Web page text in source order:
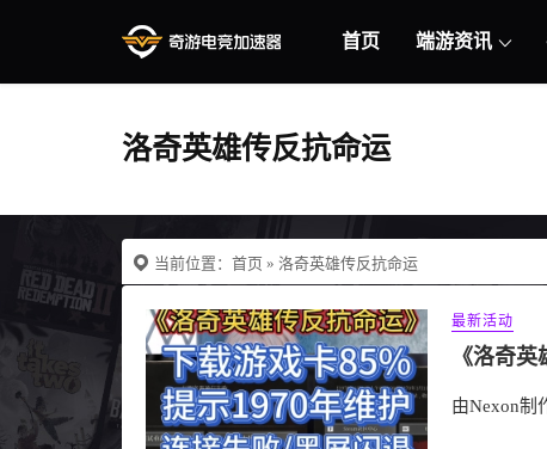
首页 端游资讯
洛奇英雄传反抗命运
当前位置： 首页 » 洛奇英雄传反抗命运
最新活动
由Nexon制